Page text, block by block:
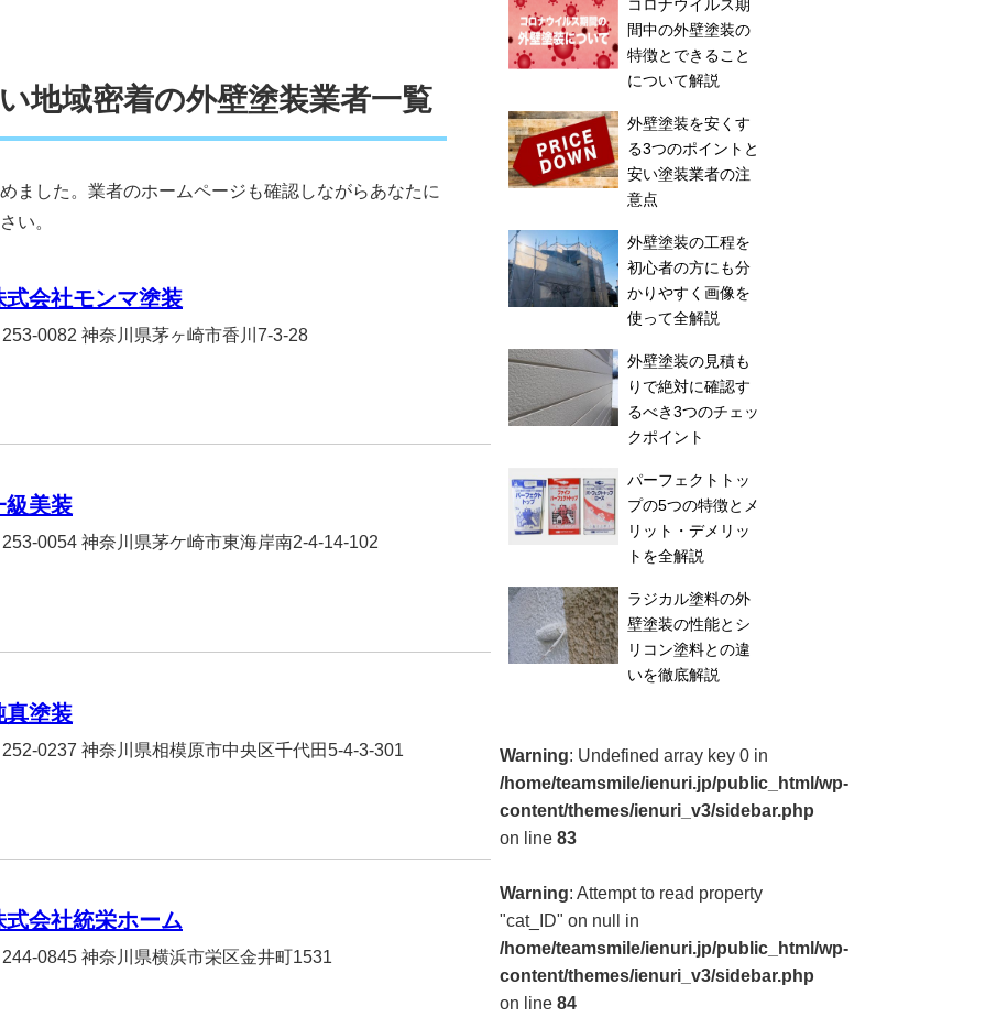
地域密着の外壁塗装業者一覧
ました。業者のホームページも確認しながらあなたに
い。
式会社モンマ塗装
0082 神奈川県茅ヶ崎市香川7-3-28
級美装
0054 神奈川県茅ケ崎市東海岸南2-4-14-102
真塗装
0237 神奈川県相模原市中央区千代田5-4-3-301
式会社統栄ホーム
0845 神奈川県横浜市栄区金井町1531
コロナウイルス期
間中の外壁塗装の
特徴とできること
について解説
外壁塗装を安くす
る3つのポイントと
安い塗装業者の注
意点
外壁塗装の工程を
初心者の方にも分
かりやすく画像を
使って全解説
外壁塗装の見積も
りで絶対に確認す
るべき3つのチェッ
クポイント
パーフェクトトッ
プの5つの特徴とメ
リット・デメリッ
トを全解説
ラジカル塗料の外
壁塗装の性能とシ
リコン塗料との違
いを徹底解説
Warning: Undefined array key 0 in
/home/teamsmile/ienuri.jp/public_html/wp-
content/themes/ienuri_v3/sidebar.php
on line83
Warning: Attempt to read property
"cat_ID" on null in
/home/teamsmile/ienuri.jp/public_html/wp-
content/themes/ienuri_v3/sidebar.php
on line84